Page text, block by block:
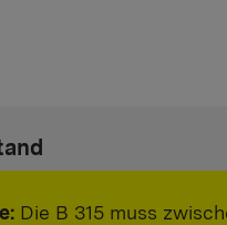
Die B 315 muss